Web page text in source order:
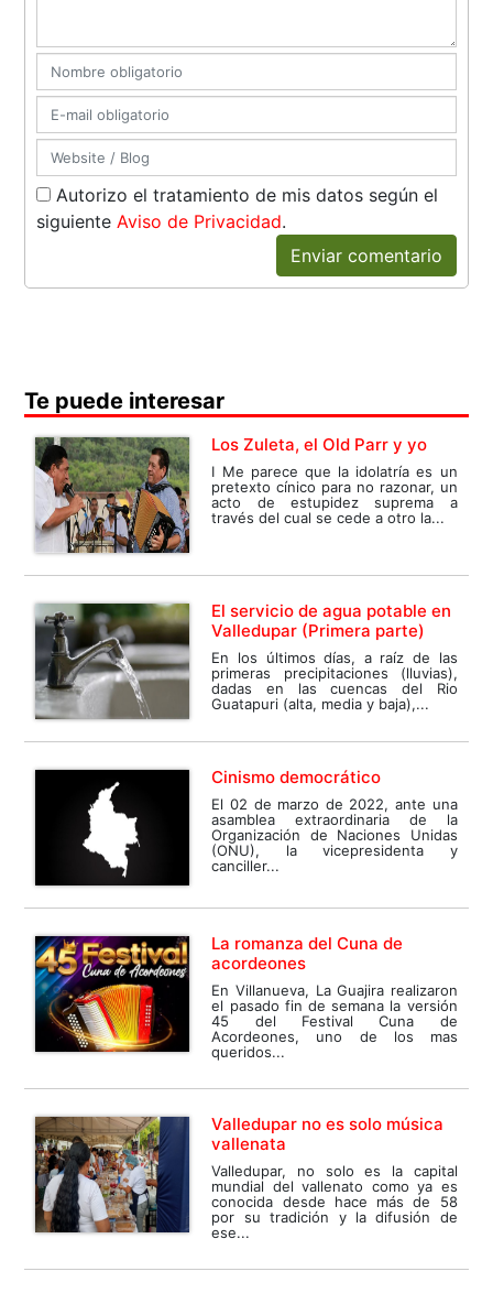
Autorizo el tratamiento de mis datos según el
siguienteAviso de Privacidad.
Enviar comentario
Te puede interesar
Los Zuleta, el Old Parr y yo
I Me parece que la idolatría es un
pretexto cínico para no razonar, un
acto de estupidez suprema a
través del cual se cede a otro la...
El servicio de agua potable en
Valledupar (Primera parte)
En los últimos días, a raíz de las
primeras precipitaciones (lluvias),
dadas en las cuencas del Rio
Guatapuri (alta, media y baja),...
Cinismo democrático
El 02 de marzo de 2022, ante una
asamblea extraordinaria de la
Organización de Naciones Unidas
(ONU), la vicepresidenta y
canciller...
La romanza del Cuna de
acordeones
En Villanueva, La Guajira realizaron
el pasado fin de semana la versión
45 del Festival Cuna de
Acordeones, uno de los mas
queridos...
Valledupar no es solo música
vallenata
Valledupar, no solo es la capital
mundial del vallenato como ya es
conocida desde hace más de 58
por su tradición y la difusión de
ese...